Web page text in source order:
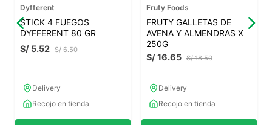
Dyfferent
STICK 4 FUEGOS
DYFFERENT 80 GR
S/ 6.50
S/ 5.52
Delivery
Recojo en tienda
Fruty Foods
FRUTY GALLETAS DE
AVENA Y ALMENDRAS X
250G
S/ 18.50
S/16.65
Delivery
Recojo en tienda